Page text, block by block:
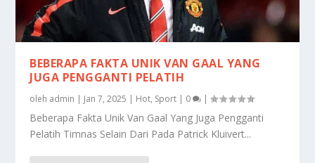
BEBERAPA FAKTA UNIK VAN GAAL YANG
JUGA PENGGANTI PELATIH
oleh admin | Jan 7, 2025 | Hot, Sport | 0 |
Beberapa Fakta Unik Van Gaal Yang Juga Pengganti
Pelatih Timnas Selain Dari Pada Patrick Kluivert...